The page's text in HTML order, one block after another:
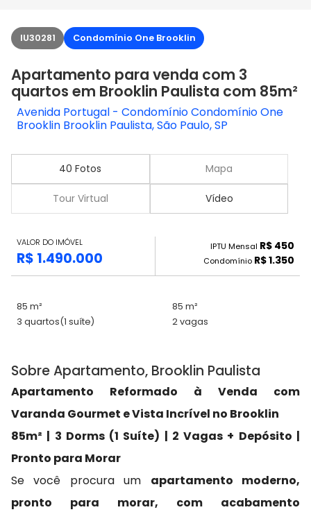
IU30281 Condomínio One Brooklin
Apartamento para venda com 3
quartos em Brooklin Paulista com 85m²
Avenida Portugal - Condomínio Condomínio One
Brooklin Brooklin Paulista, São Paulo, SP
40 Fotos Mapa
Tour Virtual Vídeo
VALOR DO IMÓVEL
R$ 1.490.000
IPTU Mensal R$ 450
Condomínio R$ 1.350
85 m²
85 m²
3 quartos(1 suíte) 2 vagas
Sobre Apartamento, Brooklin Paulista
Apartamento Reformado à Venda com
Varanda Gourmet e Vista Incrível no Brooklin
85m² | 3 Dorms (1 Suíte) | 2 Vagas + Depósito |
Pronto para Morar
Se você procura um apartamento moderno,
pronto para morar, com acabamento